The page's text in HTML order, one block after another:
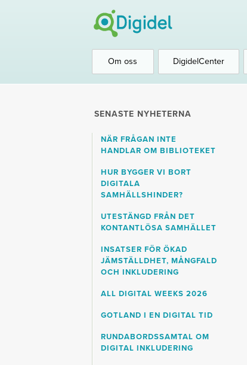
Om oss DigidelCenter
SENASTE NYHETERNA
NÄR FRÅGAN INTE
HANDLAR OM BIBLIOTEKET
HUR BYGGER VI BORT
DIGITALA
SAMHÄLLSHINDER?
UTESTÄNGD FRÅN DET
KONTANTLÖSA SAMHÄLLET
INSATSER FÖR ÖKAD
JÄMSTÄLLDHET, MÅNGFALD
OCH INKLUDERING
ALL DIGITAL WEEKS 2026
GOTLAND I EN DIGITAL TID
RUNDABORDSSAMTAL OM
DIGITAL INKLUDERING